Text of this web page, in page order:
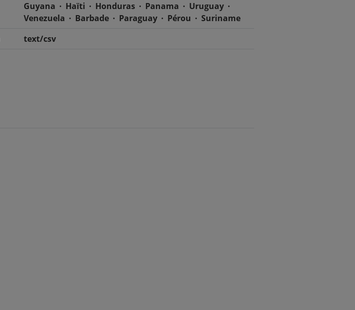
Guyana
Haïti Honduras Panama
Uruguay
Venezuela
Barbade Paraguay Pérou
Suriname
text/csv